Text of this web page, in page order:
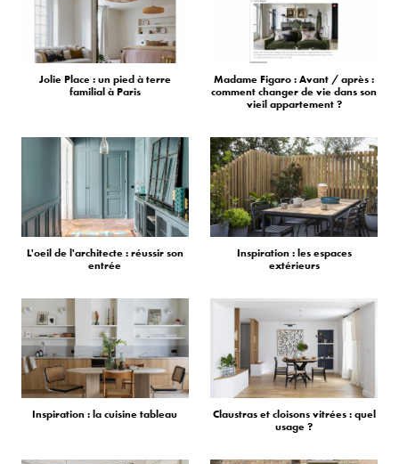
Jolie Place : un pied à terre
familial à Paris
Madame Figaro : Avant / après :
comment changer de vie dans son
vieil appartement ?
L'oeil de l'architecte : réussir son
entrée
Inspiration : les espaces
extérieurs
Inspiration : la cuisine tableau
Claustras et cloisons vitrées : quel
usage ?